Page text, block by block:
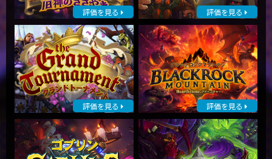
評価を見る 評価を見る
評価を見る 評価を見る